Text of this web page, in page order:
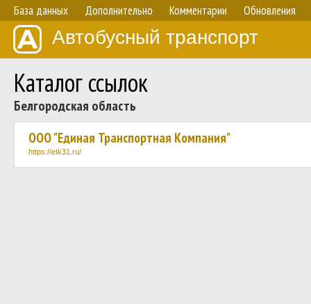
База данных Дополнительно Комментарии Обновления
Автобусный транспорт
Каталог ссылок
Белгородская область
ООО "Единая Транспортная Компания"
https://etk31.ru/